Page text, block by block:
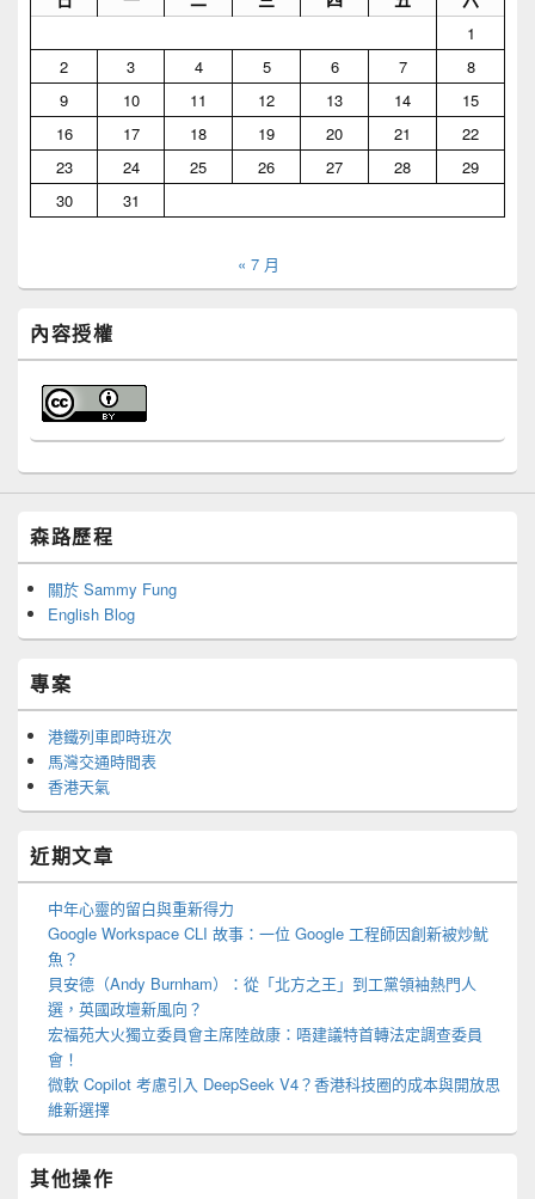
1
2
3 4 5 6 7
8
9
10 11 12 13 14
15
16
17 18 19 20 21
22
23
24 25 26 27 28
29
30
31
« 7 月
內容授權
森路歷程
關於 Sammy Fung
English Blog
專案
港鐵列車即時班次
馬灣交通時間表
香港天氣
近期文章
中年心靈的留白與重新得力
Google Workspace CLI 故事：一位 Google 工程師因創新被炒魷
魚？
貝安德（Andy Burnham）：從「北方之王」到工黨領袖熱門人
選，英國政壇新風向？
宏福苑大火獨立委員會主席陸啟康：唔建議特首轉法定調查委員
會！
微軟 Copilot 考慮引入 DeepSeek V4？香港科技圈的成本與開放思
維新選擇
其他操作